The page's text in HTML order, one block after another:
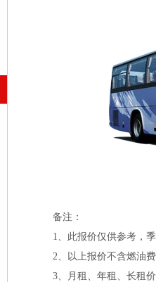
备注：
1、此报价仅供参考，季
2、以上报价不含燃油费
3、月租、年租、长租价